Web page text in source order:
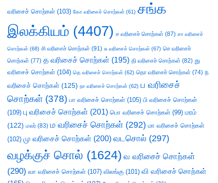
வரிசைச் சொற்கள் (103) கோ வரிசைச் சொற்கள் (61) சங்க
இலக்கியம் (4407) ச வரிசைச் சொற்கள் (87) சா வரிசைச்
சொற்கள் (68) சி வரிசைச் சொற்கள் (91) சு வரிசைச் சொற்கள் (67) செ வரிசைச்
சொற்கள் (77) த வரிசைச் சொற்கள் (195) தி வரிசைச் சொற்கள் (82) து
வரிசைச் சொற்கள் (104) தெ வரிசைச் சொற்கள் (62) தொ வரிசைச் சொற்கள் (74) ந
வரிசைச் சொற்கள் (125) நா வரிசைச் சொற்கள் (62) ப வரிசைச்
சொற்கள் (378) பா வரிசைச் சொற்கள் (105) பி வரிசைச் சொற்கள்
(109) பு வரிசைச் சொற்கள் (201) பொ வரிசைச் சொற்கள் (99) மரம்
(122) மலர் (83) ம வரிசைச் சொற்கள் (292) மா வரிசைச் சொற்கள்
(102) மு வரிசைச் சொற்கள் (200) வடசொல் (297)
வழக்குச் சொல் (1624) வ வரிசைச் சொற்கள்
(290) வா வரிசைச் சொற்கள் (107) விலங்கு (101) வி வரிசைச் சொற்கள்